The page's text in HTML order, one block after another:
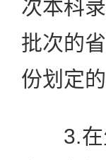
次本科
批次的
份划定
3.在生